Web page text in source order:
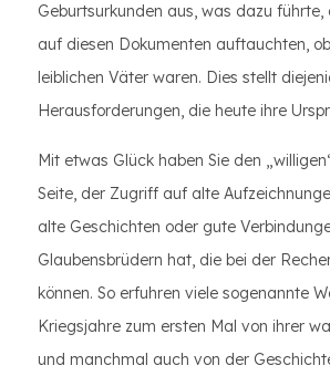
Geburtsurkunden aus, was dazu
auf diesen Dokumenten auftauchten,
leiblichen Väter waren. Dies stellt
Herausforderungen, die heute ihre
Mit etwas Glück haben Sie den
Seite, der Zugriff auf alte
alte Geschichten oder gute
Glaubensbrüdern hat, die bei der
können. So erfuhren viele sogenannte
Kriegsjahre zum ersten Mal von ihrer
und manchmal auch von der